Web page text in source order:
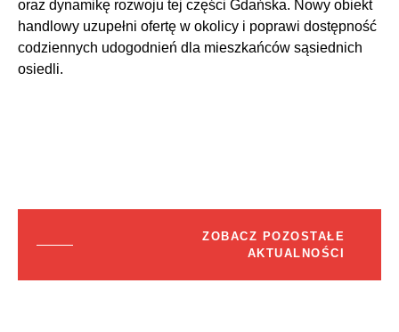
oraz dynamikę rozwoju tej części Gdańska. Nowy obiekt
handlowy uzupełni ofertę w okolicy i poprawi dostępność
codziennych udogodnień dla mieszkańców sąsiednich
osiedli.
ZOBACZ POZOSTAŁE
AKTUALNOŚCI